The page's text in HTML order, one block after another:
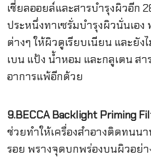
เชี่ยลออยล์และสารบำรุงผิวอีก
ประหนึ่งทาเซรั่มบำรุงผิวนั่นเอง
ต่างๆ ให้ผิวดูเรียบเนียน และยั
เบน แป้ง น้ำหอม และกลูเตน สา
อาการแพ้อีกด้วย
9.BECCA Backlight Priming
ช่วยทำให้เครื่องสำอางติดทนน
รอย พรางจุดบกพร่องบนผิวอย่า